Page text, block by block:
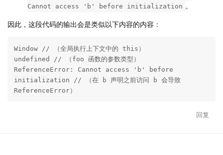
Cannot access 'b' before initialization 。
因此，这段代码的输出会是类似以下内容的内容：
Window // （全局执行上下文中的 this）
undefined // （foo 函数的参数类型）
ReferenceError: Cannot access 'b' before
initialization // （在 b 声明之前访问 b 会导致
ReferenceError）
回复